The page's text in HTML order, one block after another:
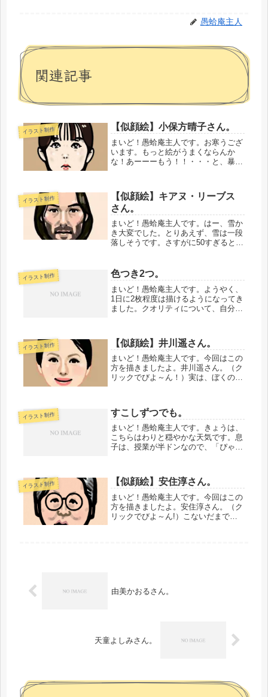
愚蛤庵主人
関連記事
イラスト制作 【似顔絵】小保方晴子さん。
まいど！愚蛤庵主人です。お寒うござ
います。もっと絵がうまくならんか
な！あーーーもう！！・・・と、暴れ
わ。・・・・・・・・・・今回は、こ
の方を描いてみました。小保方晴子さ
ん。（クリックでびよ...
イラスト制作
【似顔絵】キアヌ・リーブス
さん。
まいど！愚蛤庵主人です。はー、雪か
き大変でした。とりあえず、雪は一段
落しそうです。さすがに50すぎるとキ
わけでもないですが、今回はこの方を
描きましたよ。キアヌ・リーブスさ
ん。...
イラスト制作 色つき2つ。
まいど！愚蛤庵主人です。ようやく、
1日に2枚程度は描けるようになってき
ました。クオリティについて、自分で
タに走った感があります。まずは、光
浦靖子さん。（クリックでびよー
ん！）...
イラスト制作 【似顔絵】井川遥さん。
まいど！愚蛤庵主人です。今回はこの
方を描きましたよ。井川遥さん。（ク
リックでびよ～ん！）実は、ぼくの中
だ、「半沢直樹」での、しっとりした
女将の役も捨てがたい。ふつうに（な
んの躊...
イラスト制作 すこしずつでも。
まいど！愚蛤庵主人です。きょうは、
こちらはわりと穏やかな天気です。息
子は、授業が半ドンなので、「ぴゃ
くことでしょう。こどもは風の子、元
気な子が一番ですから
ね。・・・・・・・・...
イラスト制作 【似顔絵】安住淳さん。
まいど！愚蛤庵主人です。今回はこの
方を描きましたよ。安住淳さん。（ク
リックでびよ～ん!）こないだまで国
由美かおるさん。
天童よしみさん。